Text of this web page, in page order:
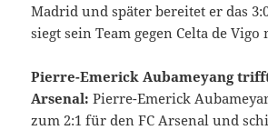
Madrid und später bereitet er das
siegt sein Team gegen Celta de Vigo
Pierre-Emerick Aubameyang
Arsenal: Pierre-Emerick
zum 2:1 für den FC Arsenal und